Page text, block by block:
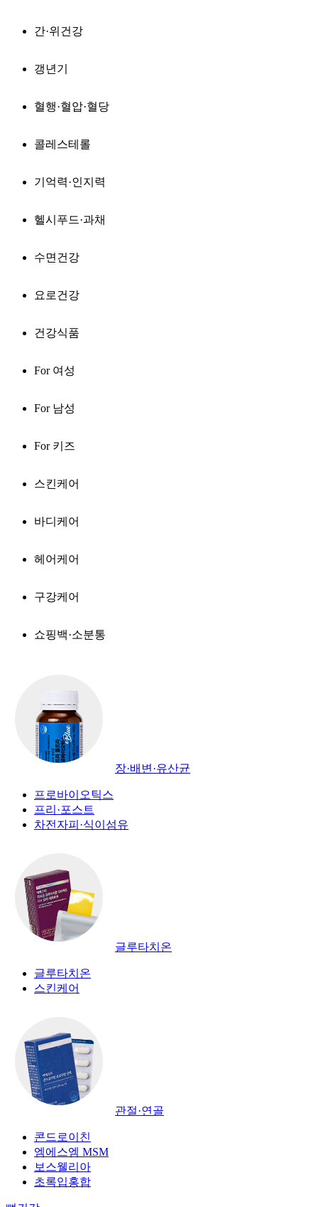
간·위건강
갱년기
혈행·혈압·혈당
콜레스테롤
기억력·인지력
헬시푸드·과채
수면건강
요로건강
건강식품
For 여성
For 남성
For 키즈
스킨케어
바디케어
헤어케어
구강케어
쇼핑백·소분통
장·배변·유산균
프로바이오틱스
프리·포스트
차전자피·식이섬유
글루타치온
글루타치온
스킨케어
관절·연골
콘드로이친
엠에스엠 MSM
보스웰리아
초록입홍합